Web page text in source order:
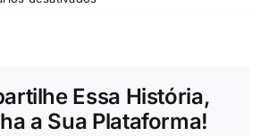
Essa História,
a Sua Plataforma!